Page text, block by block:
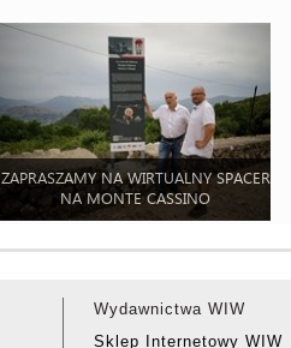
ZAPRASZAMY NA WIRTUALNY SPACER
NA MONTE CASSINO
Wydawnictwa WIW
Sklep Internetowy WIW